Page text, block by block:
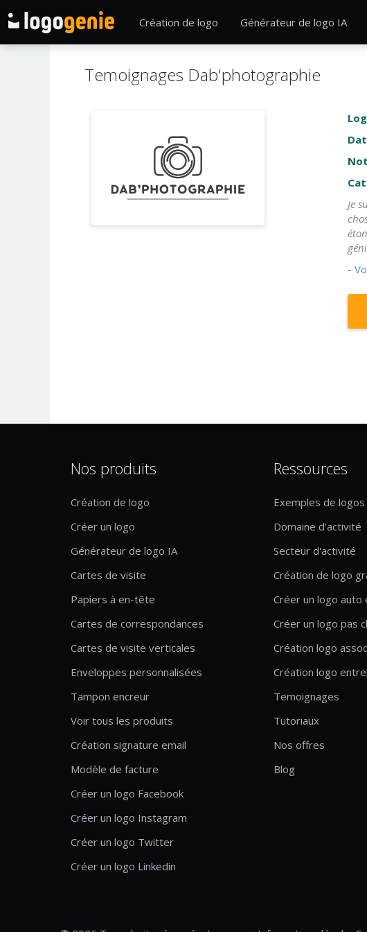
Création de logo Générateur de logo IA
Temoignages Dab'photographie
Je
-
Nos produits
Création de logo
Créer un logo
Générateur de logo IA
Cartes de visite
Papiers à en-tête
Cartes de correspondances
Cartes de visite verticales
Enveloppes personnalisées
Tampon encreur
Voir tous les produits
Création signature email
Modèle de facture
Créer un logo Facebook
Créer un logo Instagram
Créer un logo Twitter
Créer un logo Linkedin
Ressources
Exemples de logos
Domaine d'activité
Secteur d'activité
Création de logo
Créer un logo
Créer un logo pas
Création logo
Création logo
Temoignages
Tutoriaux
Nos offres
Blog